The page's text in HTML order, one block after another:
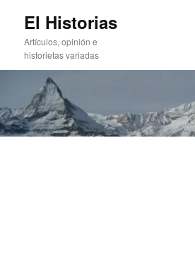
contenido
principal
contenido
secundario
El Historias
Artículos, opinión e
historietas variadas